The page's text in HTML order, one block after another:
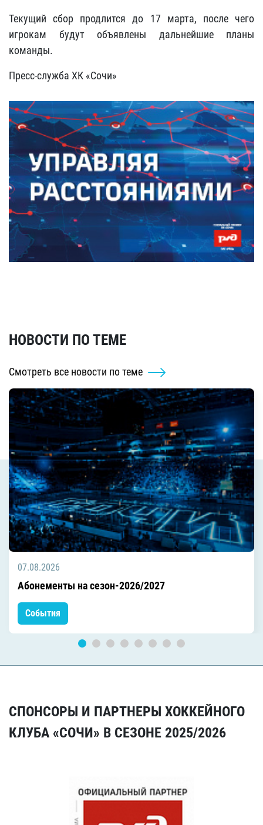
Текущий сбор продлится до 17 марта, после чего
игрокам будут объявлены дальнейшие планы
команды.
Пресс-служба ХК «Сочи»
НОВОСТИ ПО ТЕМЕ
Смотреть все новости по теме
07.08.2026
Абонементы на сезон-2026/2027
События
СПОНСОРЫ И ПАРТНЕРЫ ХОККЕЙНОГО
КЛУБА «СОЧИ» В СЕЗОНЕ 2025/2026